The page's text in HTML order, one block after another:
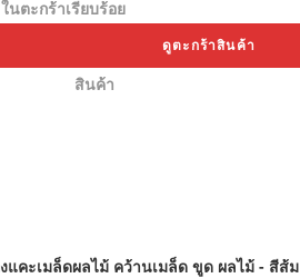
นตะกร้าเรียบร้อย
ดูตะกร้าสินค้า
สินค้า
แคะเมล็ดผลไม้ คว้านเมล็ด ขูด ผลไม้ - สีส้ม